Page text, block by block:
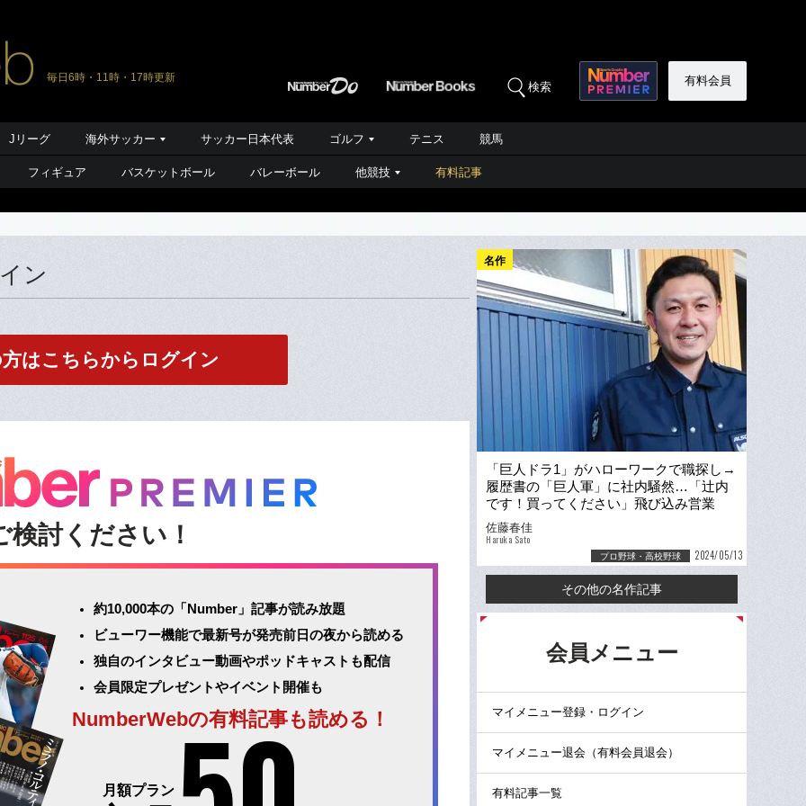
毎日6時・11時・17時更新
検索 有料会員
Jリーグ 海外サッカー サッカー日本代表 ゴルフ テニス 競馬
フィギュア バスケットボール バレーボール 他競技 有料記事
ン
はこちらからログイン
検討ください！
約10,000本の「Number」記事が読み放題
ビューワー機能で最新号が発売前日の夜から読める
独自のインタビュー動画やポッドキャストも配信
会員限定プレゼントやイベント開催も
NumberWebの有料記事も読める！
月額プラン
名作
「巨人ドラ1」がハローワークで職探し→
履歴書の「巨人軍」に社内騒然…「辻内
です！買ってください」飛び込み営業
も、辻内崇伸の「第二の人生」
佐藤春佳
Haruka Sato
プロ野球・高校野球 2024/05/13
その他の名作記事
会員メニュー
マイメニュー登録・ログイン
マイメニュー退会（有料会員退会）
有料記事一覧